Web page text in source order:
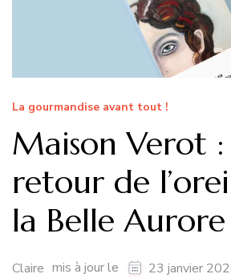
La gourmandise avant tout !
Maison Verot
retour de
la Belle Aurore
Claire mis à jour le 23 janvier